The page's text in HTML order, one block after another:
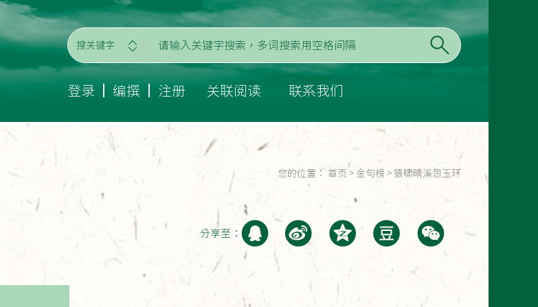
搜关键字
登录 编撰 注册 关联阅读 联系我们
您的位置： 首页 > 金句榜 > 猿啸晴溪怨玉环
分享至：